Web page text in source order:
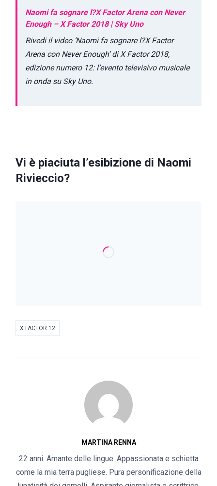
Naomi fa sognare l?X Factor Arena con Never
Enough – X Factor 2018 | Sky Uno
Rivedi il video ‘Naomi fa sognare l?X Factor
Arena con Never Enough’ di X Factor 2018,
edizione numero 12: l’evento televisivo musicale
in onda su Sky Uno.
Vi è piaciuta l’esibizione di Naomi
Rivieccio?
X FACTOR 12
MARTINA RENNA
22 anni. Amante delle lingue. Appassionata e schietta
come la mia terra pugliese. Pura personificazione della